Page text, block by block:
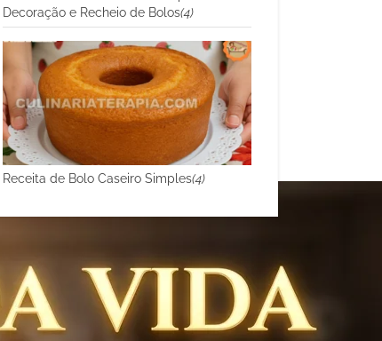
Decoração e Recheio de Bolos(4)
Receita de Bolo Caseiro Simples(4)